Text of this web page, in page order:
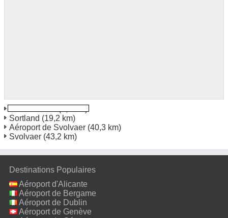
Sortland (19,2 km)
Aéroport de Svolvaer (40,3 km)
Svolvaer (43,2 km)
Destinations Populaires
Aéroport d'Alicante
Aéroport de Bergame
Aéroport de Dublin
Aéroport de Genève